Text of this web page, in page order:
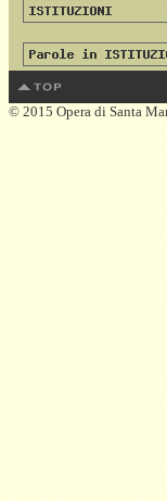
© 2015 Opera di Santa